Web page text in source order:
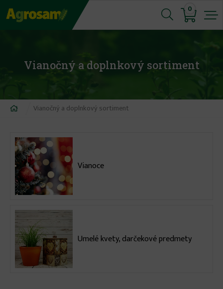
Jump
to
0
Vianočný a doplnkový sortiment
Nachádzate
tu
Vianočný a doplnkový sortiment
Vianoce
Umelé kvety, darčekové predmety